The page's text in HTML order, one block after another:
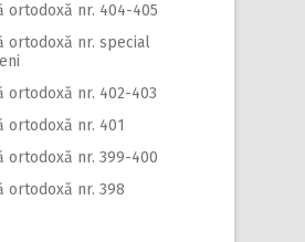
ortodoxă nr. 404-405
ortodoxă nr. special
ortodoxă nr. 402-403
ortodoxă nr. 401
ortodoxă nr. 399-400
ortodoxă nr. 398